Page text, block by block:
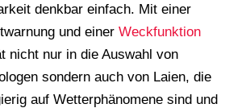
denkbar einfach. Mit einer
und einer Weckfunktion
nicht nur in die Auswahl von
sondern auch von Laien, die
auf Wetterphänomene sind und